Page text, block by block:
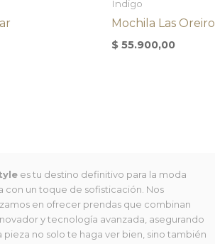
Indigo
Mochila Las Oreiro
$ 55.900,00
es tu destino definitivo para la moda
con un toque de sofisticación. Nos
en ofrecer prendas que combinan
y tecnología avanzada, asegurando
pieza no solo te haga ver bien, sino también